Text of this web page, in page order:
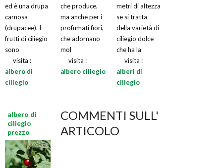
ed è una drupa
carnosa
(drupacee). I
frutti di ciliegio
sono
visita :
albero di
ciliegio
che produce,
ma anche per i
profumati fiori,
che adornano
mol
visita :
albero ciliegio
metri di altezza
se si tratta
della varietà di
ciliegio dolce
che ha la
visita :
alberi di
ciliegio
albero di
ciliegio
prezzo
COMMENTI SULL'
ARTICOLO